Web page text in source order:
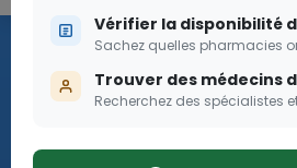
Les aides
Dream
pique!
Vérifier la disponibilité
Sachez quelles pharmacies
Trouver des médecins
Recherchez des spécialistes